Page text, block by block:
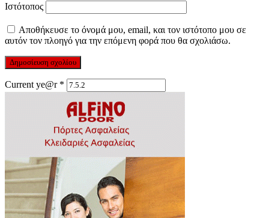
Ιστότοπος
Αποθήκευσε το όνομά μου, email, και τον ιστότοπο μου σε
αυτόν τον πλοηγό για την επόμενη φορά που θα σχολιάσω.
Current ye@r *